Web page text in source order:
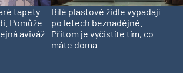
tapety
Pomůže
aviváž
Bílé plastové židle vypadají
po letech beznadějně.
Přitom je vyčistíte tím, co
máte doma